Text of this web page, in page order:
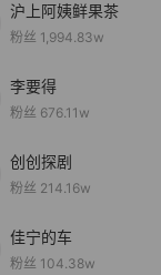
沪上阿姨鲜果茶
粉丝 1,994.83w
李要得
粉丝 676.11w
创创探剧
粉丝 214.16w
佳宁的车
粉丝 104.38w